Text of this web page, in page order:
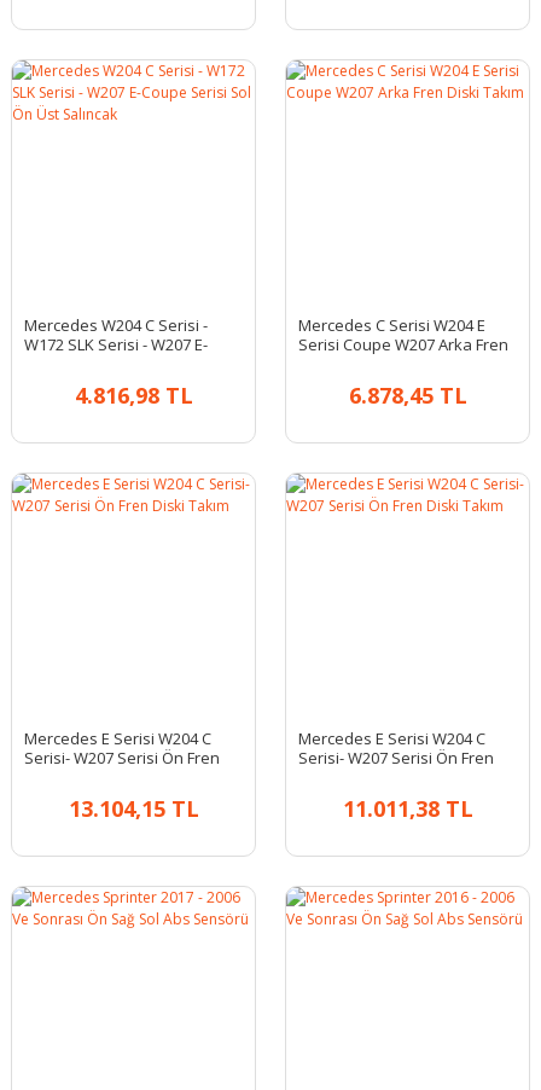
Mercedes W204 C Serisi -
W172 SLK Serisi - W207 E-
Salıncak4.816,98 TL
Mercedes C Serisi W204 E
Serisi Coupe W207 Arka Fren
6.878,45 TL
Mercedes E Serisi W204 C
Serisi- W207 Serisi Ön Fren
13.104,15 TL
Mercedes E Serisi W204 C
Serisi- W207 Serisi Ön Fren
11.011,38 TL